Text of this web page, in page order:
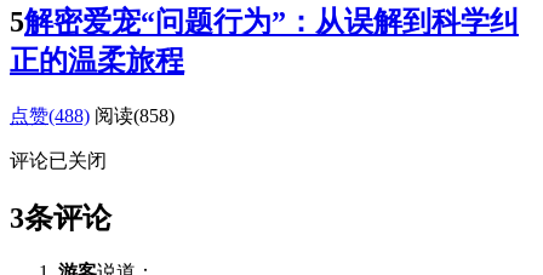
5解密爱宠“问题行为”：从误解到科学纠
正的温柔旅程
点赞(488) 阅读(858)
评论已关闭
3条评论